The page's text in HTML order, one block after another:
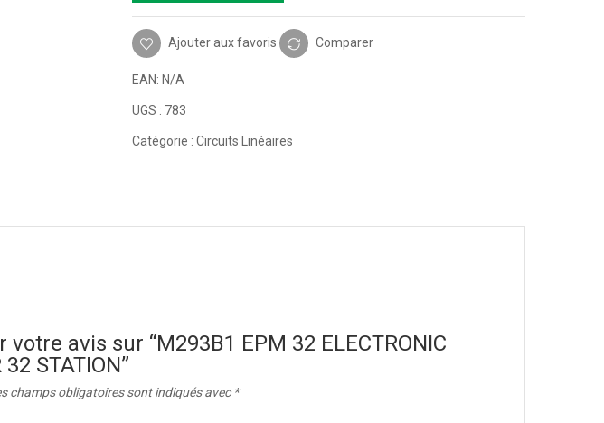
Ajouter aux favoris Comparer
EAN: N/A
UGS : 783
Catégorie : Circuits Linéaires
avis sur “M293B1 EPM 32 ELECTRONIC
STATION”
champs obligatoires sont indiqués avec *